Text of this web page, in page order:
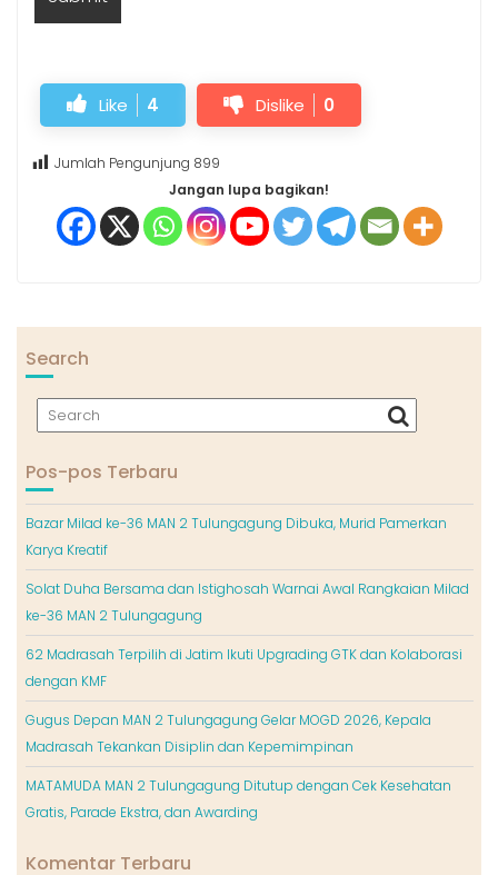
Like 4 Dislike 0
Jumlah Pengunjung 899
Jangan lupa bagikan!
Search
Pos-pos Terbaru
Bazar Milad ke-36 MAN 2 Tulungagung Dibuka, Murid Pamerkan
Karya Kreatif
Solat Duha Bersama dan Istighosah Warnai Awal Rangkaian Milad
ke-36 MAN 2 Tulungagung
62 Madrasah Terpilih di Jatim Ikuti Upgrading GTK dan Kolaborasi
dengan KMF
Gugus Depan MAN 2 Tulungagung Gelar MOGD 2026, Kepala
Madrasah Tekankan Disiplin dan Kepemimpinan
MATAMUDA MAN 2 Tulungagung Ditutup dengan Cek Kesehatan
Gratis, Parade Ekstra, dan Awarding
Komentar Terbaru